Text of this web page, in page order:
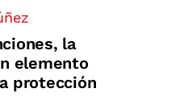
la
elemento
protección